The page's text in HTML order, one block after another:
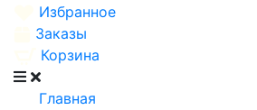
Избранное
Заказы
Корзина
Главная